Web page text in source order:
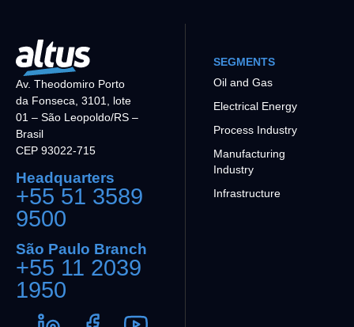
Av. Theodomiro Porto
da Fonseca, 3101, lote
01 – São Leopoldo/RS –
Brasil
CEP 93022-715
Headquarters
+55 51 3589
9500
São Paulo Branch
+55 11 2039
1950
SEGMENTS
Oil and Gas
Electrical Energy
Process Industry
Manufacturing
Industry
Infrastructure